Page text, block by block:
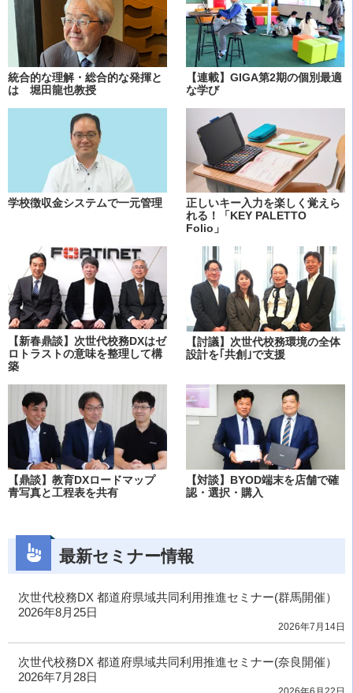
統合的な理解・総合的な発揮と
は 堀田龍也教授
【連載】GIGA第2期の個別最適
な学び
学校徴収金システムで一元管理
正しいキー入力を楽しく覚えら
れる！「KEY PALETTO
Folio」
【新春鼎談】次世代校務DXはゼ
ロトラストの意味を整理して構
築
【討議】次世代校務環境の全体
設計を｢共創｣で支援
【鼎談】教育DXロードマップ
青写真と工程表を共有
【対談】BYOD端末を店舗で確
認・選択・購入
最新セミナー情報
次世代校務DX 都道府県域共同利用推進セミナー(群馬開催）
2026年8月25日
2026年7月14日
次世代校務DX 都道府県域共同利用推進セミナー(奈良開催）
2026年7月28日